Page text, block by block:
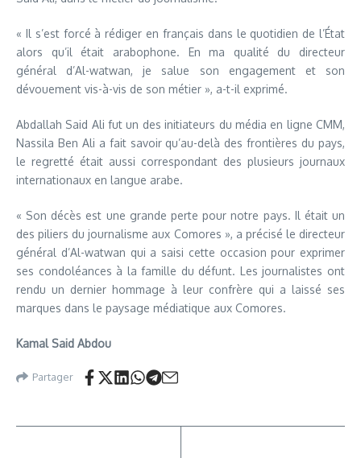
« Il s’est forcé à rédiger en français dans le quotidien de l’État
alors qu’il était arabophone. En ma qualité du directeur
général d’Al-watwan, je salue son engagement et son
dévouement vis-à-vis de son métier », a-t-il exprimé.
Abdallah Said Ali fut un des initiateurs du média en ligne CMM,
Nassila Ben Ali a fait savoir qu’au-delà des frontières du pays,
le regretté était aussi correspondant des plusieurs journaux
internationaux en langue arabe.
« Son décès est une grande perte pour notre pays. Il était un
des piliers du journalisme aux Comores », a précisé le directeur
général d’Al-watwan qui a saisi cette occasion pour exprimer
ses condoléances à la famille du défunt. Les journalistes ont
rendu un dernier hommage à leur confrère qui a laissé ses
marques dans le paysage médiatique aux Comores.
Kamal Said Abdou
Partager